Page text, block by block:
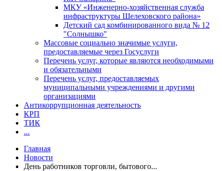
МКУ «Инженерно-хозяйственная служба
инфраструктуры Шелеховского района»
Детский сад комбинированного вида № 12
"Солнышко"
Массовые социально значимые услуги,
предоставляемые через Госуслуги
Перечень услуг, которые являются необходимыми
и обязательными
Перечень услуг, предоставляемых
муниципальными учреждениями и другими
организациями
Антикоррупционная деятельность
КРП
ТИК
...
Главная
Новости
День работников торговли, бытового...